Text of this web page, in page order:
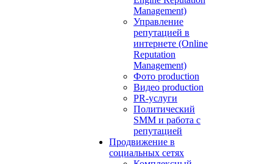
Management)
Управление
репутацией в
интернете (Online
Reputation
Management)
Фото production
Видео production
PR-услуги
Политический
SMM и работа с
репутацией
Продвижение в
социальных сетях